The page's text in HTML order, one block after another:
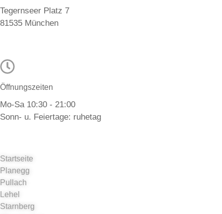
Tegernseer Platz 7
81535 München
Öffnungszeiten
Mo-Sa 10:30 - 21:00
Sonn- u. Feiertage: ruhetag
Startseite
Planegg
Pullach
Lehel
Starnberg